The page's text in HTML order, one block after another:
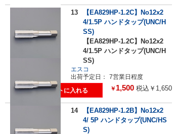
13
【EA829HP-1.2C】No12x2
4/1.5P ハンドタップ(UNC/H
SS)
【EA829HP-1.2C】No12x2
4/1.5P ハンドタップ(UNC/H
SS)
エスコ
出荷予定日：
7営業日程度
￥ 1,500 税込￥1,650
14
【EA829HP-1.2B】No12x2
4/ 5P ハンドタップ(UNC/HS
S)